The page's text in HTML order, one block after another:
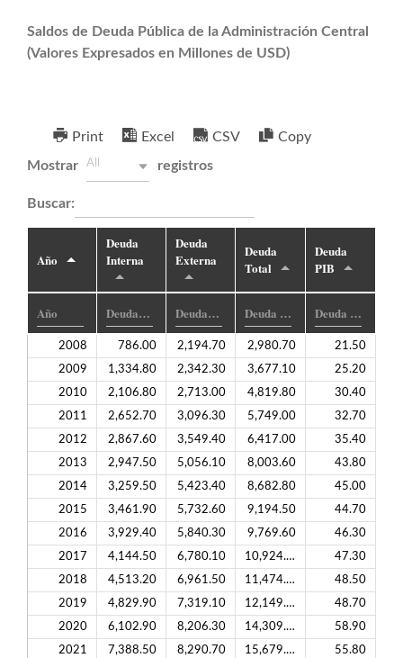
Saldos de Deuda Pública de la Administración Central
(Valores Expresados en Millones de USD)
Print Excel CSV
Copy
Mostrar
All registros
Buscar:
Año
Deuda
Interna
Deuda
Externa
Deuda
Total
Deuda
PIB
2008 786.00 2,194.70 2,980.70
21.50
2009
1,334.80 2,342.30 3,677.10
25.20
2010
2,106.80 2,713.00 4,819.80
30.40
2011
2,652.70 3,096.30 5,749.00
32.70
2012
2,867.60 3,549.40 6,417.00
35.40
2013
2,947.50 5,056.10 8,003.60
43.80
2014
3,259.50 5,423.40 8,682.80
45.00
2015
3,461.90 5,732.60 9,194.50
44.70
2016
3,929.40 5,840.30 9,769.60
46.30
2017
4,144.50 6,780.10 10,924.60
47.30
2018
4,513.20 6,961.50 11,474.70
48.50
2019
4,829.90 7,319.10 12,149.00
48.70
2020
6,102.90 8,206.30 14,309.20
58.90
2021
7,388.50 8,290.70 15,679.20
55.80